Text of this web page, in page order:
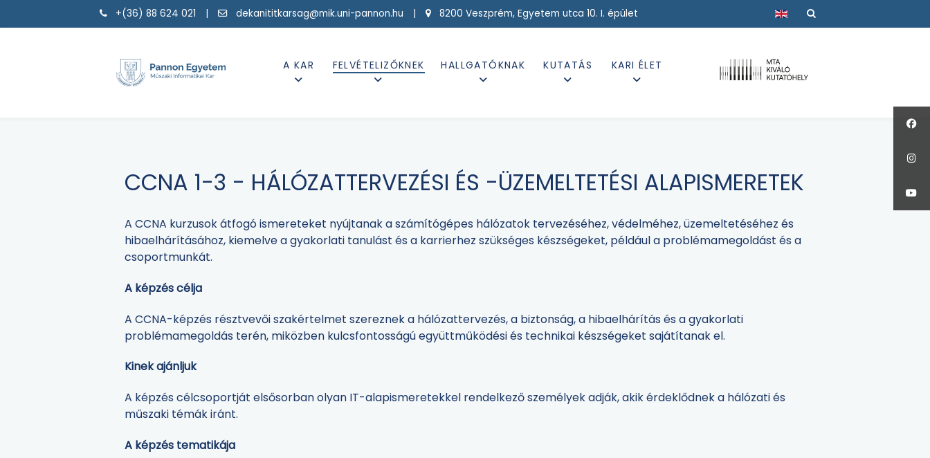
+(36) 88 624 021 | dekanititkarsag@mik.uni-pannon.hu | 8200 Veszprém, Egyetem utca 10. I. épület Válasszon nyelvet
A KAR FELVÉTELIZŐKNEK HALLGATÓKNAK KUTATÁS KARI ÉLET
CCNA 1-3 - HÁLÓZATTERVEZÉSI ÉS -ÜZEMELTETÉSI ALAPISMERETEK
A CCNA kurzusok átfogó ismereteket nyújtanak a számítógépes hálózatok tervezéséhez, védelméhez, üzemeltetéséhez és
hibaelhárításához, kiemelve a gyakorlati tanulást és a karrierhez szükséges készségeket, például a problémamegoldást és a
csoportmunkát.
A képzés célja
A CCNA-képzés résztvevői szakértelmet szereznek a hálózattervezés, a biztonság, a hibaelhárítás és a gyakorlati
problémamegoldás terén, miközben kulcsfontosságú együttműködési és technikai készségeket sajátítanak el.
Kinek ajánljuk
A képzés célcsoportját elsősorban olyan IT-alapismeretekkel rendelkező személyek adják, akik érdeklődnek a hálózati és
műszaki témák iránt.
A képzés tematikája